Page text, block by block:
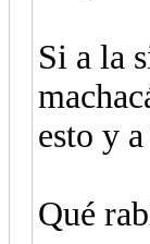
Si a la
esto y
Qué